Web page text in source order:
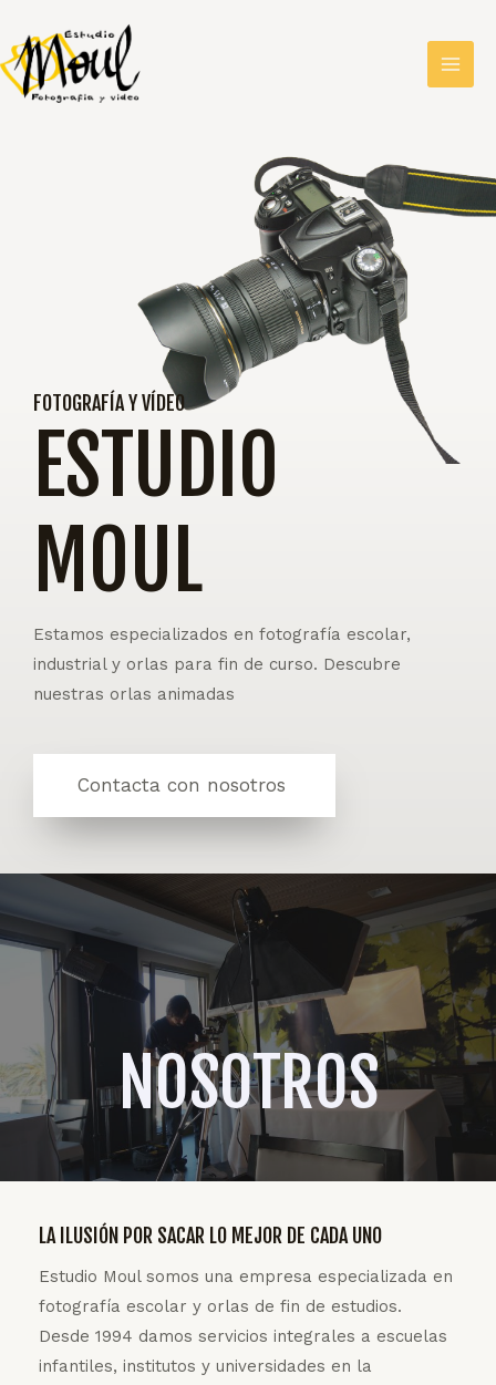
FOTOGRAFÍA Y VÍDEO
ESTUDIO
MOUL
Estamos especializados en fotografía escolar,
industrial y orlas para fin de curso. Descubre
nuestras orlas animadas
Contacta con nosotros
NOSOTROS
LA ILUSIÓN POR SACAR LO MEJOR DE CADA UNO
Estudio Moul somos una empresa especializada en
fotografía escolar y orlas de fin de estudios.
Desde 1994 damos servicios integrales a escuelas
infantiles, institutos y universidades en la